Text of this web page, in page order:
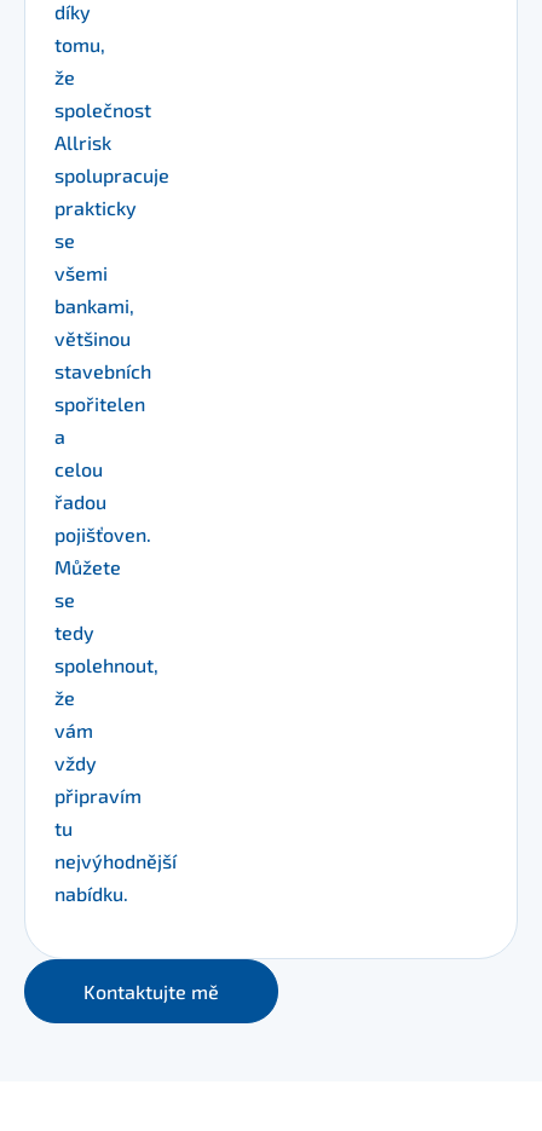
díky
tomu,
že
společnost
Allrisk
spolupracuje
prakticky
se
všemi
bankami,
většinou
stavebních
spořitelen
a
celou
řadou
pojišťoven.
Můžete
se
tedy
spolehnout,
že
vám
vždy
připravím
tu
nejvýhodnější
nabídku.
Kontaktujte mě